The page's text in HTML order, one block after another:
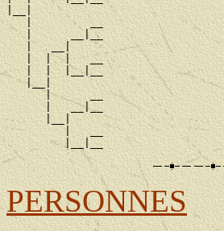
|__|
   |         __
   |      __|__
   |   __|
   |  |  |   __
   |  |  |__|__
   |__|
      |      __
      |   __|__
      |__|
         |   __
PERSONNES